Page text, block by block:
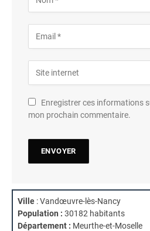
Enregistrer ces informations
mon prochain commentaire.
Ville : Vandœuvre-lès-Nancy
Population : 30182 habitants
Département : Meurthe-et-Moselle